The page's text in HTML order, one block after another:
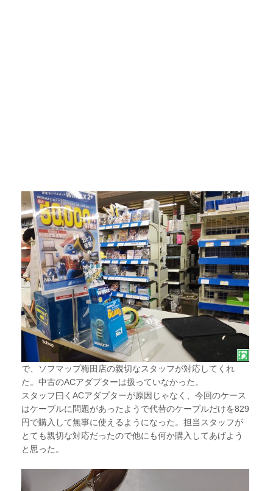
で、ソフマップ梅田店の親切なスタッフが対応してくれ
た。中古のACアダプターは扱っていなかった。
スタッフ曰くACアダプターが原因じゃなく、今回のケース
はケーブルに問題があったようで代替のケーブルだけを829
円で購入して無事に使えるようになった。担当スタッフが
とても親切な対応だったので他にも何か購入してあげよう
と思った。